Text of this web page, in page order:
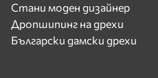
Стани моден дизайнер
Дропшипинг на дрехи
Български дамски дрехи